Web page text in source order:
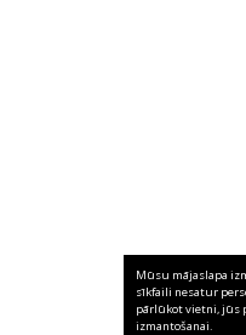
Mūsu mājaslapa
sīkfaili nesatur
pārlūkot vietni, jūs
izmantošanai.